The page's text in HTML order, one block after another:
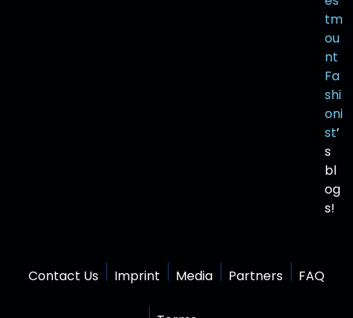
tm
ou
nt
Fa
shi
oni
st’
s
bl
og
s!
Contact Us Imprint Media Partners FAQ